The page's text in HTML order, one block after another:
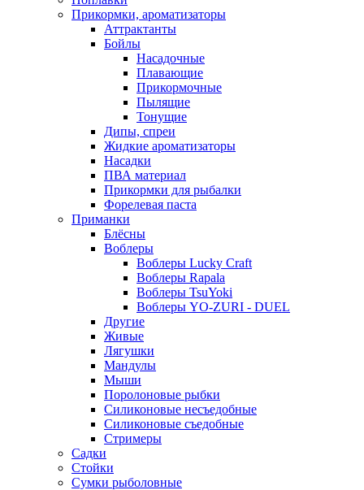
Прикормки, ароматизаторы
Аттрактанты
Бойлы
Насадочные
Плавающие
Прикормочные
Пылящие
Тонущие
Дипы, спреи
Жидкие ароматизаторы
Насадки
ПВА материал
Прикормки для рыбалки
Форелевая паста
Приманки
Блёсны
Воблеры
Воблеры Lucky Craft
Воблеры Rapala
Воблеры TsuYoki
Воблеры YO-ZURI - DUEL
Другие
Живые
Лягушки
Мандулы
Мыши
Поролоновые рыбки
Силиконовые несъедобные
Силиконовые съедобные
Стримеры
Садки
Стойки
Сумки рыболовные